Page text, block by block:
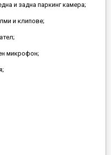
и задна паркинг камера;
и клипове;
микрофон;